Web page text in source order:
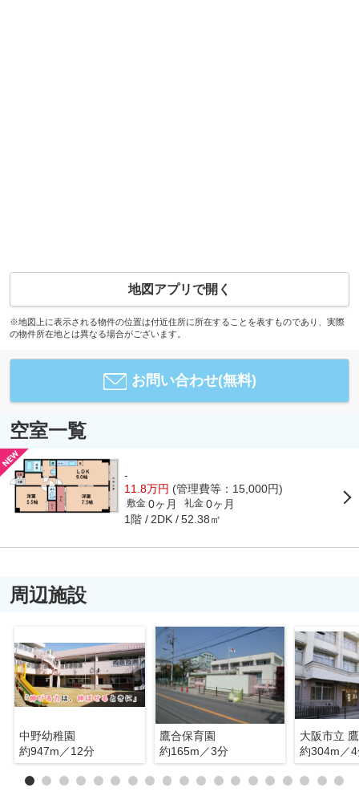
地図アプリで開く
※地図上に表示される物件の位置は付近住所に所在することを表すものであり、実際
の物件所在地とは異なる場合がございます。
お問い合わせ(無料)
空室一覧
-
11.8万円 (管理費等：15,000円)
敷金 0ヶ月 礼金 0ヶ月
1階 2DK 52.38㎡
周辺施設
中野幼稚園
約947m／12分
鷹合保育園
約165m／3分
大阪市立
約304m／